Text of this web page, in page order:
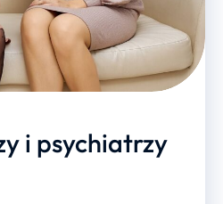
i psychiatrzy